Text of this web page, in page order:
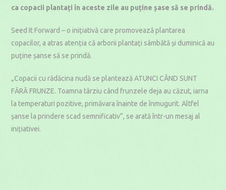
ca copacii plantați în aceste zile au puține șase să se prindă.
Seed It Forward – o inițiativă care promovează plantarea
copacilor, a atras atenția că arborii plantați sâmbătă și duminică au
puține șanse să se prindă.
„Copacii cu rădăcina nudă se plantează ATUNCI CÂND SUNT
FĂRĂ FRUNZE. Toamna târziu când frunzele deja au căzut, iarna
la temperaturi pozitive, primăvara înainte de înmugurit. Altfel
șanse la prindere scad semnificativ”, se arată într-un mesaj al
inițiativei.